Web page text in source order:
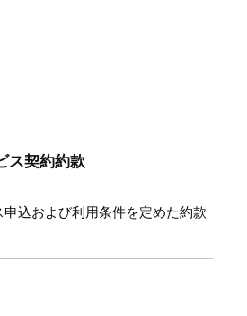
ス契約約款
込および利用条件を定めた約款